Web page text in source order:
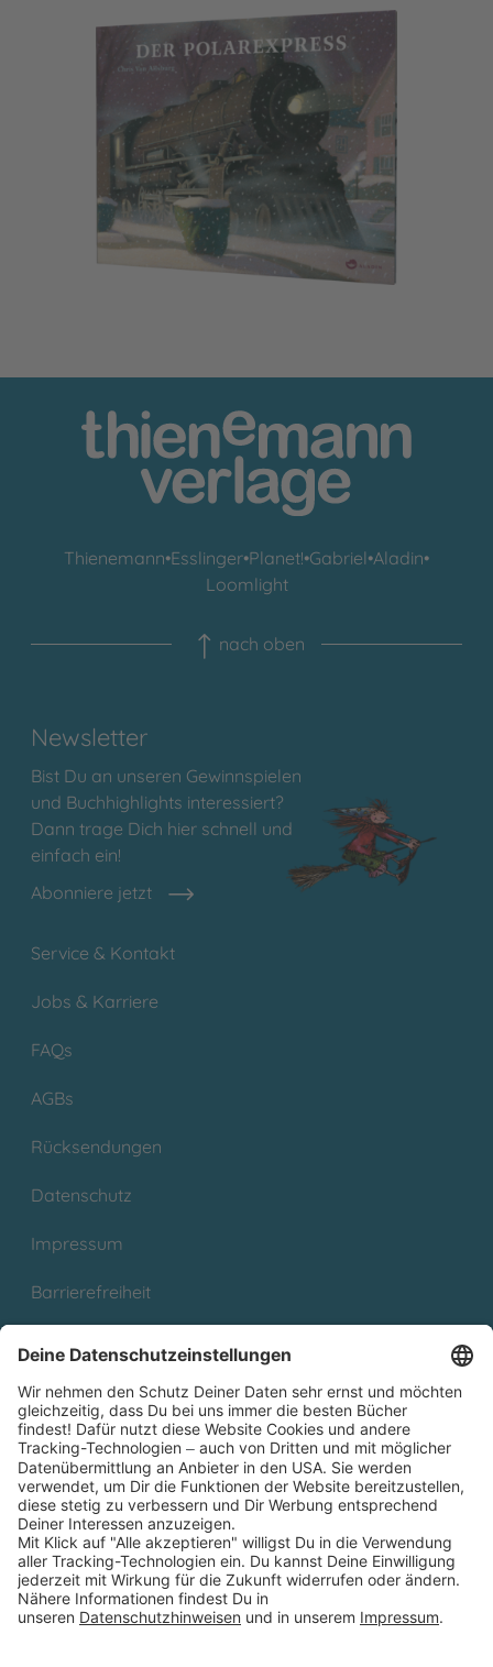
Der Polarexpress
Thienemann•Esslinger•Planet!•Gabriel•Aladin•
Loomlight
nach oben
Newsletter
Bist Du an unseren Gewinnspielen
und Buchhighlights interessiert?
Dann trage Dich hier schnell und
einfach ein!
Abonniere jetzt
Service & Kontakt
Jobs & Karriere
FAQs
AGBs
Rücksendungen
Datenschutz
Impressum
Barrierefreiheit
Partnerprogramm (Affiliate)
Folge uns auf
* Versandkostenfrei ab 9,00 € Bestellwert innerhalb
Deutschlands
** Lieferzeit 1-3 Werktage innerhalb Deutschlands